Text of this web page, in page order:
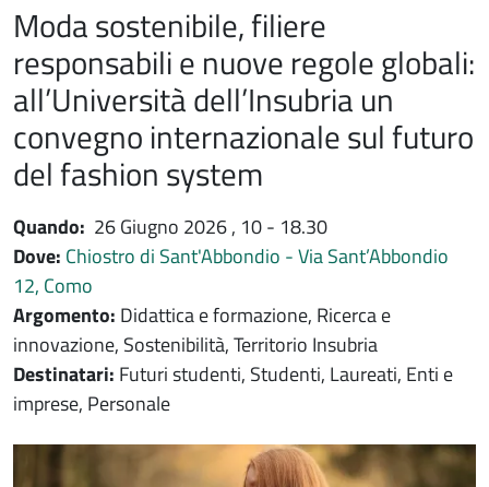
Moda sostenibile, filiere
responsabili e nuove regole globali:
all’Università dell’Insubria un
convegno internazionale sul futuro
del fashion system
Quando: 26 Giugno 2026, 10 - 18.30
Dove: Chiostro di Sant'Abbondio - Via Sant’Abbondio
12, Como
Argomento: Didattica e formazione, Ricerca e
innovazione, Sostenibilità, Territorio Insubria
Destinatari: Futuri studenti, Studenti, Laureati, Enti e
imprese, Personale
Immagine evento